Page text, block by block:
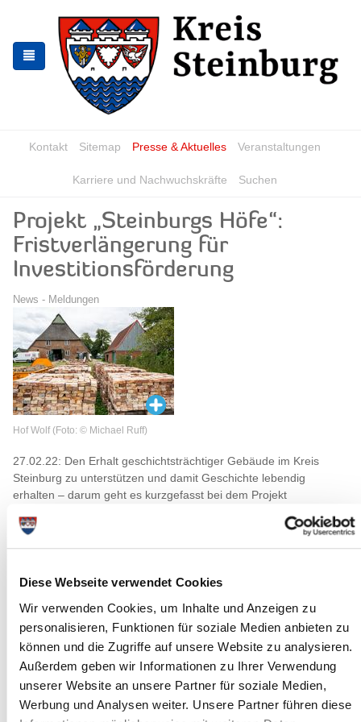
Diese Webseite verwendet Cookies
Wir verwenden Cookies, um Inhalte und Anzeigen zu
personalisieren, Funktionen für soziale Medien anbieten zu
können und die Zugriffe auf unsere Website zu analysieren.
Außerdem geben wir Informationen zu Ihrer Verwendung
unserer Website an unsere Partner für soziale Medien,
Werbung und Analysen weiter. Unsere Partner führen diese
springen
springen
Kontakt Sitemap Presse & Aktuelles Veranstaltungen
Karriere und Nachwuchskräfte Suchen
Projekt „Steinburgs Höfe“:
Fristverlängerung für
Investitionsförderung
News - Meldungen
Hof Wolf (Foto: © Michael Ruff)
27.02.22: Den Erhalt geschichtsträchtiger Gebäude im Kreis
Steinburg zu unterstützen und damit Geschichte lebendig
erhalten – darum geht es kurzgefasst bei dem Projekt
Bauvorhaben an alten Gebäuden können für Eigentümerinnen
Umbaumaßnahmen oft zwingend nötig. Genau dort setzt das
Förderprogramm „Steinburgs Höfe" des Kreises Steinburg an.
Unterstützt werden Bauvorhaben durch eine gezielte Beratung,
Grundvoraussetzung für die Teilnahme am Förderprogramm ist,
dass die Hofanlage im Kreis Steinburg liegt und vor 1945 erbaut
wurde. Es wird zwischen Gebäuden mit und ohne
Denkmalsstatus unterschieden. Während bei